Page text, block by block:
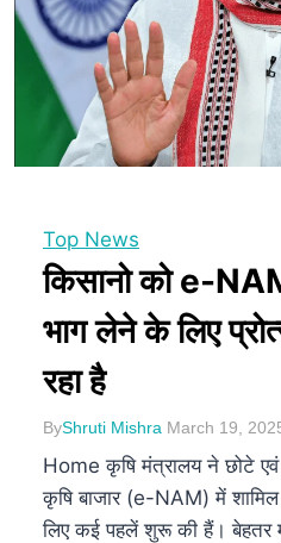
Top News
किसानो को e-
भाग लेने के लिए
रहा है
ByShruti Mishra March 19,
Home कृषि मंत्रालय ने छोटे एवं
कृषि बाजार (e-NAM) में
लिए कई पहलें शुरू की हैं। बेहतर